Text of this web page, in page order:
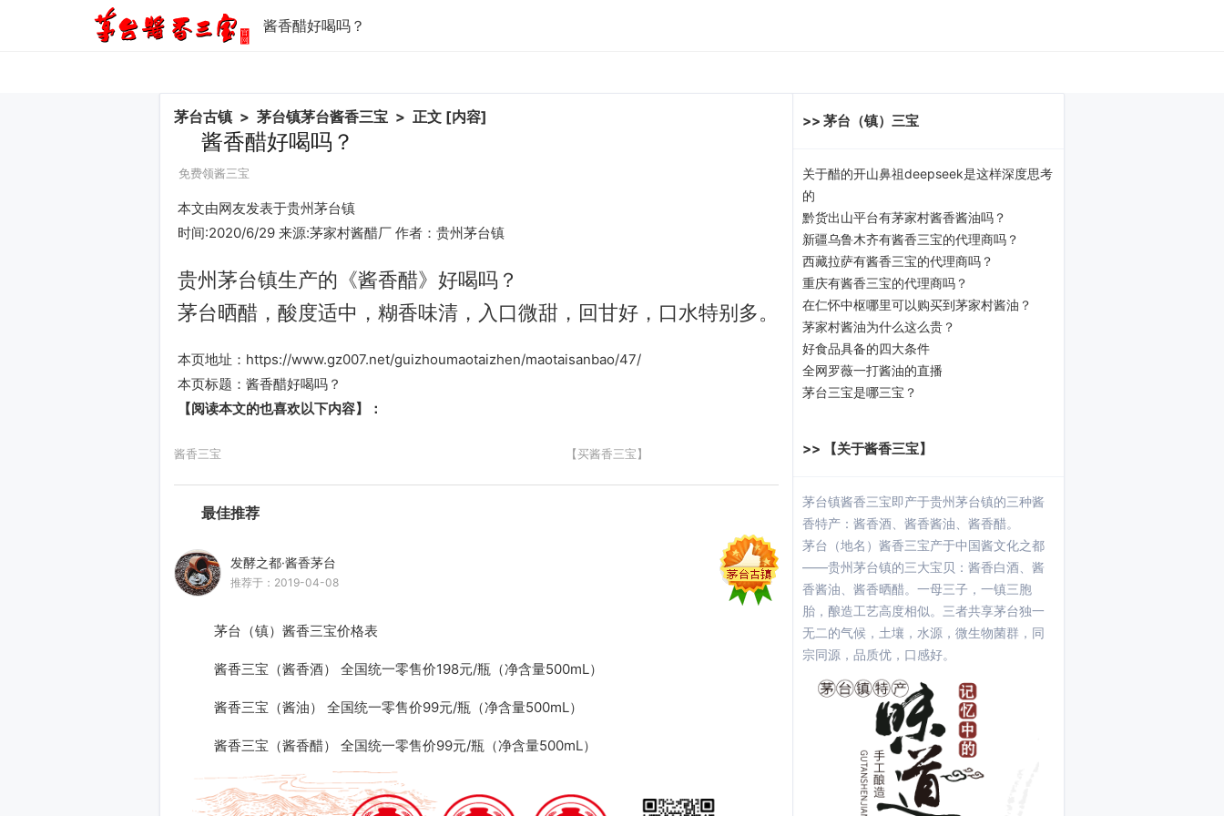
酱香醋好喝吗？
茅台古镇> 茅台镇茅台酱香三宝> 正文 [内容]
酱香醋好喝吗？
免费领酱三宝
本文由网友发表于贵州茅台镇
时间:2020/6/29 来源:茅家村酱醋厂 作者：贵州茅台镇
贵州茅台镇生产的《酱香醋》好喝吗？
茅台晒醋，酸度适中，糊香味清，入口微甜，回甘好，口水特别多。
本页地址： https://www.gz007.net/guizhoumaotaizhen/maotaisanbao/47/
本页标题： 酱香醋好喝吗？
【阅读本文的也喜欢以下内容】：
酱香三宝 【买酱香三宝】
最佳推荐
发酵之都·酱香茅台
推荐于：2019-04-08
茅台（镇）酱香三宝价格表
酱香三宝（酱香酒） 全国统一零售价198元/瓶（净含量500mL）
酱香三宝（酱油） 全国统一零售价99元/瓶（净含量500mL）
酱香三宝（酱香醋） 全国统一零售价99元/瓶（净含量500mL）
>> 茅台（镇）三宝
关于醋的开山鼻祖deepseek是这样深度思考
的
黔货出山平台有茅家村酱香酱油吗？
新疆乌鲁木齐有酱香三宝的代理商吗？
西藏拉萨有酱香三宝的代理商吗？
重庆有酱香三宝的代理商吗？
在仁怀中枢哪里可以购买到茅家村酱油？
茅家村酱油为什么这么贵？
好食品具备的四大条件
全网罗薇一打酱油的直播
茅台三宝是哪三宝？
>> 【关于酱香三宝】
茅台镇酱香三宝即产于贵州茅台镇的三种酱
香特产：酱香酒、酱香酱油、酱香醋。
茅台（地名）酱香三宝产于中国酱文化之都
——贵州茅台镇的三大宝贝：酱香白酒、酱
香酱油、酱香晒醋。一母三子，一镇三胞
胎，酿造工艺高度相似。三者共享茅台独一
无二的气候，土壤，水源，微生物菌群，同
宗同源，品质优，口感好。